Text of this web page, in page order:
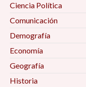
Ciencia Política
Comunicación
Demografía
Economía
Geografía
Historia